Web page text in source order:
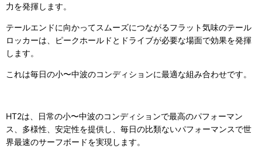
力を発揮します。
テールエンドに向かってスムーズにつながるフラット気味のテール
ロッカーは、ピークホールドとドライブが必要な場面で効果を発揮
します。
これは毎日の小〜中波のコンディションに最適な組み合わせです。
HT2は、日常の小〜中波のコンディションで最高のパフォーマン
ス、多様性、安定性を提供し、毎日の比類ないパフォーマンスで世
界最速のサーフボードを実現します。